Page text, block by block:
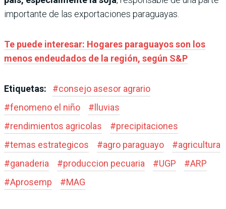
importante de las exportaciones paraguayas.
Te puede interesar: Hogares paraguayos son los
menos endeudados de la región, según S&P
Etiquetas: #consejo asesor agrario
#fenomeno el niño #lluvias
#rendimientos agricolas #precipitaciones
#temas estrategicos #agro paraguayo #agricultura
#ganaderia #produccion pecuaria #UGP #ARP
#Aprosemp #MAG